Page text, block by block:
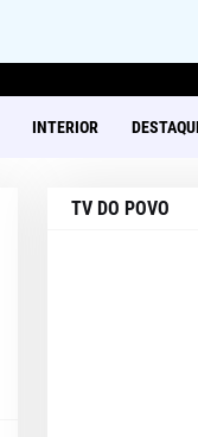
INTERIOR
TV DO POVO